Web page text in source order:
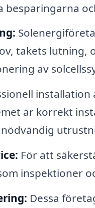
besparingarna
takets lutning,
av
är korrekt
För att
inspektioner
Dessa